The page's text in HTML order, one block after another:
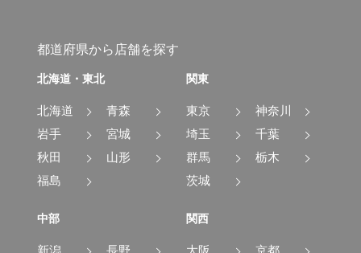
都道府県から店舗を探す
北海道・東北
北海道
青森
岩手
宮城
秋田
山形
福島
関東
東京
神奈川
埼玉
千葉
群馬
栃木
茨城
中部 関西